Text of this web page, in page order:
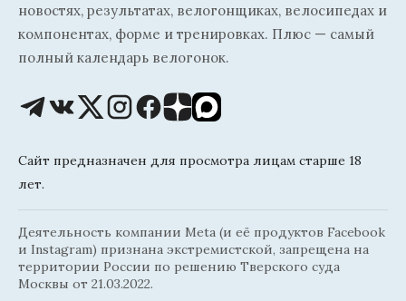
новостях, результатах, велогонщиках, велосипедах и
компонентах, форме и тренировках. Плюс — самый
полный календарь велогонок.
Сайт предназначен для просмотра лицам старше 18
лет.
Деятельность компании Meta (и её продуктов Facebook
и Instagram) признана экстремистской, запрещена на
территории России по решению Тверского суда
Москвы от 21.03.2022.